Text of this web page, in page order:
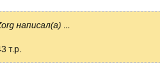
написал(а)
т.р.